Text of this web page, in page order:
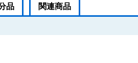
品 関連商品